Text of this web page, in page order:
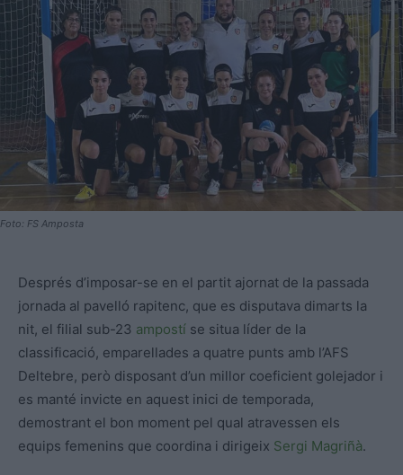
Foto: FS Amposta
Després d’imposar-se en el partit ajornat de la passada
jornada al pavelló rapitenc, que es disputava dimarts la
nit, el filial sub-23 ampostí se situa líder de la
classificació, emparellades a quatre punts amb l’AFS
Deltebre, però disposant d’un millor coeficient golejador i
es manté invicte en aquest inici de temporada,
demostrant el bon moment pel qual atravessen els
equips femenins que coordina i dirigeix Sergi Magriñà.